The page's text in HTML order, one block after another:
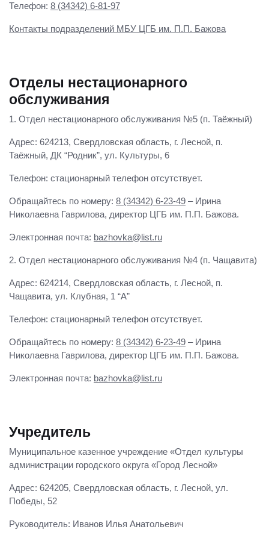
Телефон: 8 (34342) 6-81-97
Контакты подразделений МБУ ЦГБ им. П.П. Бажова
Отделы нестационарного
обслуживания
1. Отдел нестационарного обслуживания №5 (п. Таёжный)
Адрес: 624213, Свердловская область, г. Лесной, п.
Таёжный, ДК “Родник”, ул. Культуры, 6
Телефон: стационарный телефон отсутствует.
Обращайтесь по номеру: 8 (34342) 6-23-49 – Ирина
Николаевна Гаврилова, директор ЦГБ им. П.П. Бажова.
Электронная почта: bazhovka@list.ru
2. Отдел нестационарного обслуживания №4 (п. Чащавита)
Адрес: 624214, Свердловская область, г. Лесной, п.
Чащавита, ул. Клубная, 1 “А”
Телефон: стационарный телефон отсутствует.
Обращайтесь по номеру: 8 (34342) 6-23-49 – Ирина
Николаевна Гаврилова, директор ЦГБ им. П.П. Бажова.
Электронная почта: bazhovka@list.ru
Учредитель
Муниципальное казенное учреждение «Отдел культуры
администрации городского округа «Город Лесной»
Адрес: 624205, Свердловская область, г. Лесной, ул.
Победы, 52
Руководитель: Иванов Илья Анатольевич